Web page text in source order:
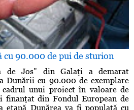
cu 90.000 de pui de sturion
de Jos" din Galaţi a demarat
Dunării cu 90.000 de exemplare
unui proiect în valoare de
finanţat din Fondul European de
etapă Dunărea va fi populată cu